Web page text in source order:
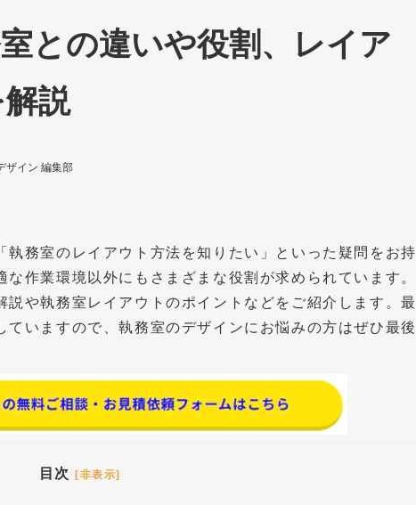
との違いや役割、レイア
説
ザイン 編集部
執務室のレイアウト方法を知りたい」といった疑問をお持
作業環境以外にもさまざまな役割が求められています。
や執務室レイアウトのポイントなどをご紹介します。最
いますので、執務室のデザインにお悩みの方はぜひ最後
目次 [非表示]